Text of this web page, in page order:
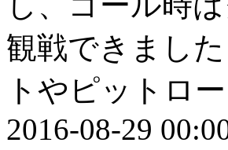
観戦できまし
トやピットロ
2016-08-29